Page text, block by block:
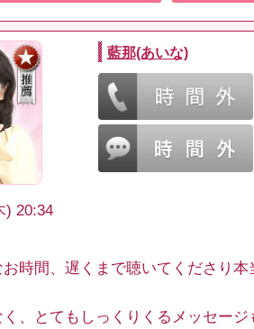
藍那(あいな)
) 20:34
時間、遅くまで聴いてくださり本
、とてもしっくりくるメッセー